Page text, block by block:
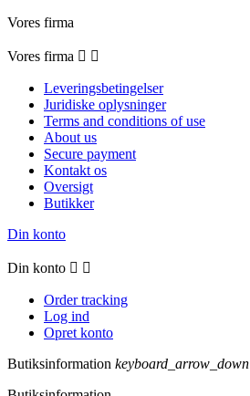
Vores firma
Vores firma  
Leveringsbetingelser
Juridiske oplysninger
Terms and conditions of use
About us
Secure payment
Kontakt os
Oversigt
Butikker
Din konto
Din konto  
Order tracking
Log ind
Opret konto
Butiksinformation keyboard_arrow_down